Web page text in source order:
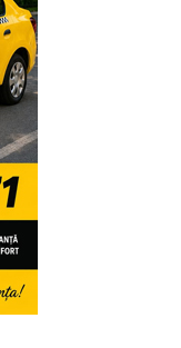
Folcloric
rând pe rând,
încins atmosfera
Raoul, Lino
care a